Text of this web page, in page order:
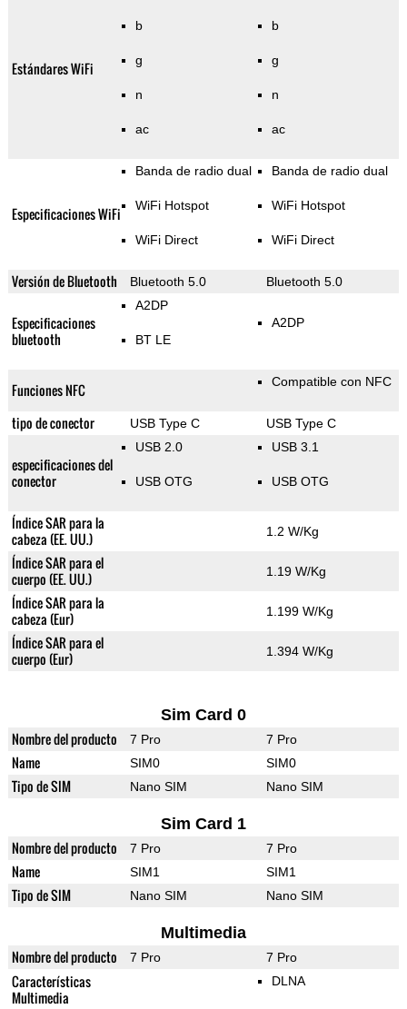
Estándares WiFi
b
g
n
ac
b
g
n
ac
Especificaciones WiFi
Banda de radio dual
WiFi Hotspot
WiFi Direct
Banda de radio dual
WiFi Hotspot
WiFi Direct
Versión de Bluetooth Bluetooth 5.0 Bluetooth 5.0
Especificaciones
bluetooth
A2DP
BT LE
A2DP
Funciones NFC Compatible con NFC
tipo de conector USB Type C USB Type C
especificaciones del
conector
USB 2.0
USB OTG
USB 3.1
USB OTG
Índice SAR para la
cabeza (EE. UU.)
1.2 W/Kg
Índice SAR para el
cuerpo (EE. UU.)
1.19 W/Kg
Índice SAR para la
cabeza (Eur)
1.199 W/Kg
Índice SAR para el
cuerpo (Eur)
1.394 W/Kg
Sim Card 0
Nombre del producto 7 Pro 7 Pro
Name SIM0 SIM0
Tipo de SIM Nano SIM Nano SIM
Sim Card 1
Nombre del producto 7 Pro 7 Pro
Name SIM1 SIM1
Tipo de SIM Nano SIM Nano SIM
Multimedia
Nombre del producto 7 Pro 7 Pro
Características
Multimedia
DLNA